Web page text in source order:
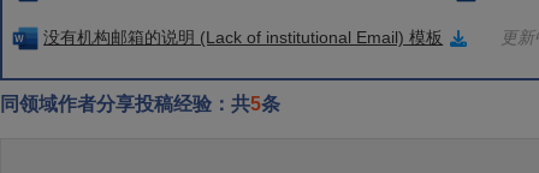
没有机构邮箱的说明 (Lack of institutional Email) 模板 更
同领域作者分享投稿经验：共5条